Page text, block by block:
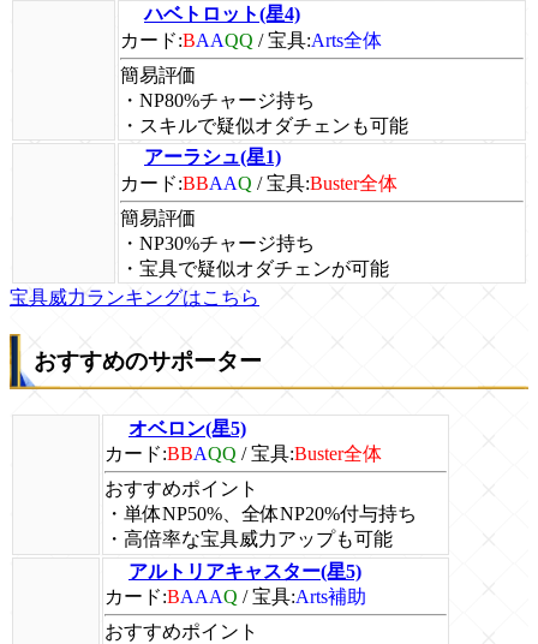
ハベトロット(星4)
カード:BAAQQ /宝具:Arts全体
簡易評価
・NP80%チャージ持ち
・スキルで疑似オダチェンも可能
アーラシュ(星1)
カード:BBAAQ /宝具:Buster全体
簡易評価
・NP30%チャージ持ち
・宝具で疑似オダチェンが可能
宝具威力ランキングはこちら
おすすめのサポーター
オベロン(星5)
カード:BBAQQ /宝具:Buster全体
おすすめポイント
・単体NP50%、全体NP20%付与持ち
・高倍率な宝具威力アップも可能
アルトリアキャスター(星5)
カード:BAAAQ /宝具:Arts補助
おすすめポイント